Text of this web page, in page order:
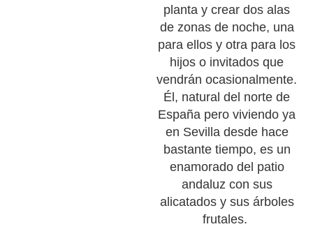
planta y crear dos alas
de zonas de noche, una
para ellos y otra para los
hijos o invitados que
vendrán ocasionalmente.
Él, natural del norte de
España pero viviendo ya
en Sevilla desde hace
bastante tiempo, es un
enamorado del patio
andaluz con sus
alicatados y sus árboles
frutales.